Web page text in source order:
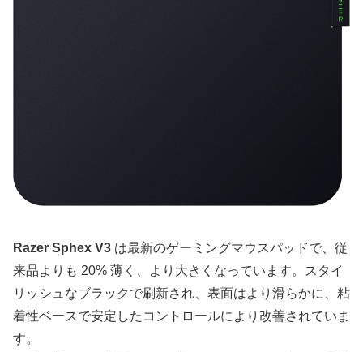
Razer Sphex V3 は最新のゲーミングマウスパッドで、従
来品よりも 20% 薄く、より大きくなっています。スタイ
リッシュなブラックで刷新され、表面はより滑らかに、粘
着性ベースで安定したコントロールにより改善されていま
す。